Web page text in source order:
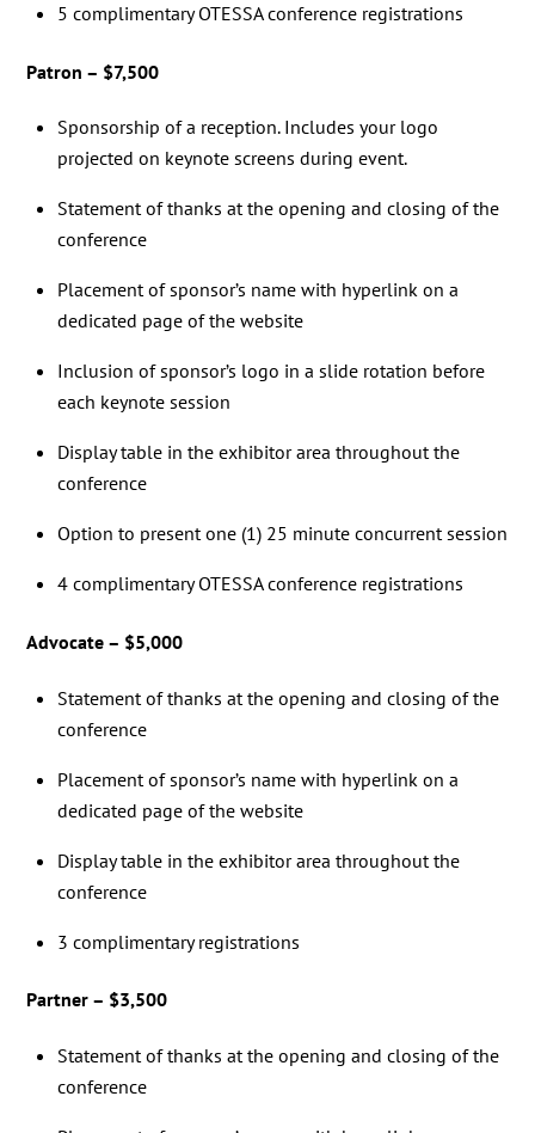
5 complimentary OTESSA conference registrations
Patron – $7,500
Sponsorship of a reception. Includes your logo
projected on keynote screens during event.
Statement of thanks at the opening and closing of the
conference
Placement of sponsor’s name with hyperlink on a
dedicated page of the website
Inclusion of sponsor’s logo in a slide rotation before
each keynote session
Display table in the exhibitor area throughout the
conference
Option to present one (1) 25 minute concurrent session
4 complimentary OTESSA conference registrations
Advocate – $5,000
Statement of thanks at the opening and closing of the
conference
Placement of sponsor’s name with hyperlink on a
dedicated page of the website
Display table in the exhibitor area throughout the
conference
3 complimentary registrations
Partner – $3,500
Statement of thanks at the opening and closing of the
conference